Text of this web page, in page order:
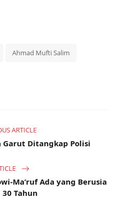
Ahmad Mufti Salim
ARTICLE
Garut Ditangkap Polisi
Ma’ruf Ada yang Berusia
Tahun